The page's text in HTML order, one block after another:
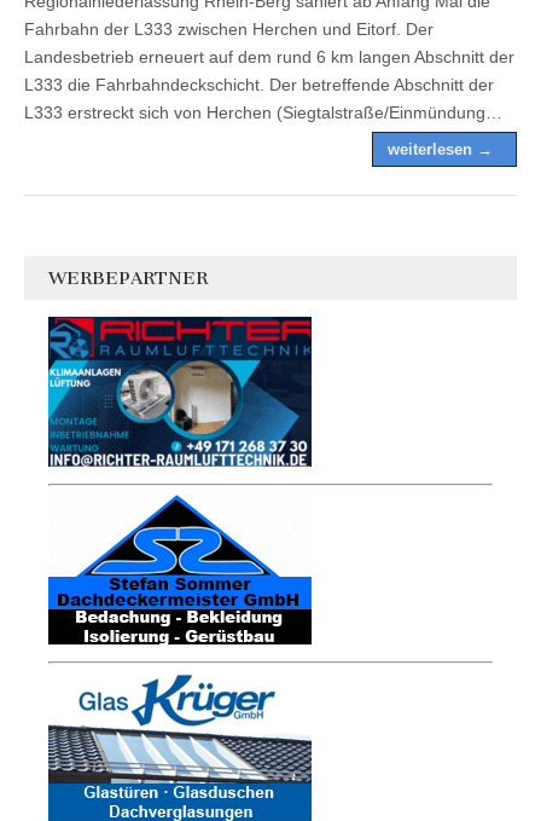
Fahrbahn der L333 zwischen Herchen und Eitorf. Der
Landesbetrieb erneuert auf dem rund 6 km langen Abschnitt der
L333 die Fahrbahndeckschicht. Der betreffende Abschnitt der
L333 erstreckt sich von Herchen (Siegtalstraße/Einmündung…
weiterlesen →
WERBEPARTNER